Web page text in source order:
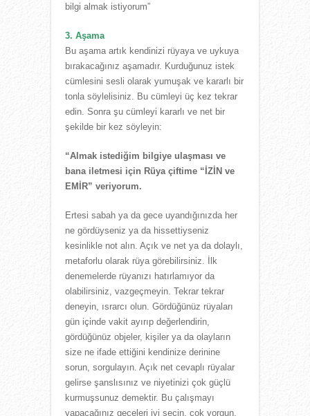
bilgi almak istiyorum”
3. Aşama
Bu aşama artık kendinizi rüyaya ve uykuya
bırakacağınız aşamadır. Kurduğunuz istek
cümlesini sesli olarak yumuşak ve kararlı bir
tonla söylelisiniz. Bu cümleyi üç kez tekrar
edin. Sonra şu cümleyi kararlı ve net bir
şekilde bir kez söyleyin:
“Almak istediğim bilgiye ulaşması ve
bana iletmesi için Rüya çiftime “İZİN ve
EMİR” veriyorum.
Ertesi sabah ya da gece uyandığınızda her
ne gördüyseniz ya da hissettiyseniz
kesinlikle not alın. Açık ve net ya da dolaylı,
metaforlu olarak rüya görebilirsiniz. İlk
denemelerde rüyanızı hatırlamıyor da
olabilirsiniz, vazgeçmeyin. Tekrar tekrar
deneyin, ısrarcı olun. Gördüğünüz rüyaları
gün içinde vakit ayırıp değerlendirin,
gördüğünüz objeler, kişiler ya da olayların
size ne ifade ettiğini kendinize derinine
sorun, sorgulayın. Açık net cevaplı rüyalar
gelirse şanslısınız ve niyetinizi çok güçlü
kurmuşsunuz demektir. Bu çalışmayı
yapacağınız geceleri iyi seçin, çok yorgun,